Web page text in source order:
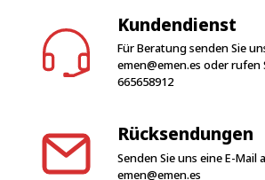
Kundendienst
Für Beratung senden Sie
emen@emen.es oder rufen
665658912
Rücksendungen
Senden Sie uns eine E-Mail
emen@emen.es